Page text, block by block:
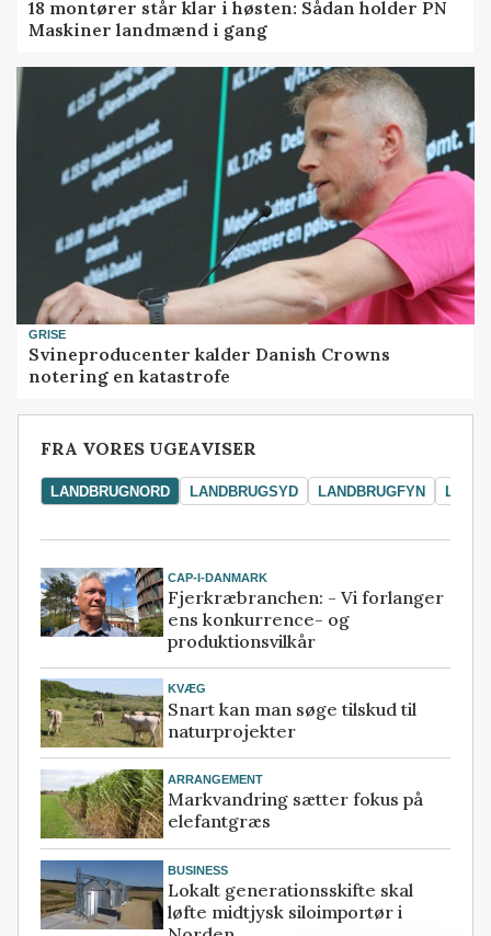
18 montører står klar i høsten: Sådan holder PN
Maskiner landmænd i gang
GRISE
Svineproducenter kalder Danish Crowns
notering en katastrofe
FRA VORES UGEAVISER
LANDBRUGNORD LANDBRUGSYD LANDBRUGFYN
CAP-I-DANMARK
Fjerkræbranchen: - Vi forlanger
ens konkurrence- og
produktionsvilkår
KVÆG
Snart kan man søge tilskud til
naturprojekter
ARRANGEMENT
Markvandring sætter fokus på
elefantgræs
BUSINESS
Lokalt generationsskifte skal
løfte midtjysk siloimportør i